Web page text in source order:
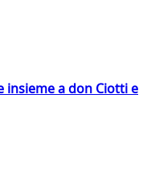
insieme a don Ciotti e